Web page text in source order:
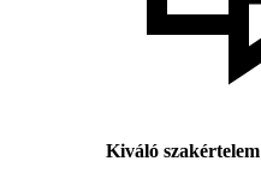
Kiváló szakértelem